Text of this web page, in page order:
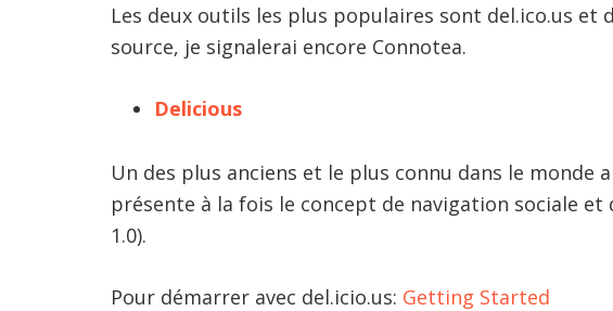
Les deux outils les plus populaires sont del.ico.us et
source, je signalerai encore Connotea.
Delicious
Un des plus anciens et le plus connu dans le monde
présente à la fois le concept de navigation sociale et
1.0).
Pour démarrer avec del.icio.us: Getting Started